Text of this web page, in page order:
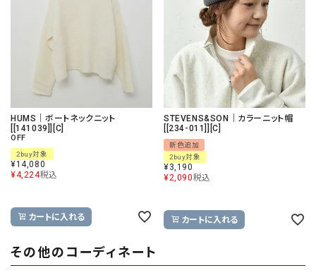
HUMS｜ボートネックニット
[[141039]][C]
OFF
2buy対象
¥14,080
¥4,224税込
カートに入れる
STEVENS&SON｜カラーニット帽
[[234-011]][C]
新色追加
2buy対象
¥3,190
¥2,090税込
カートに入れる
その他のコーディネート